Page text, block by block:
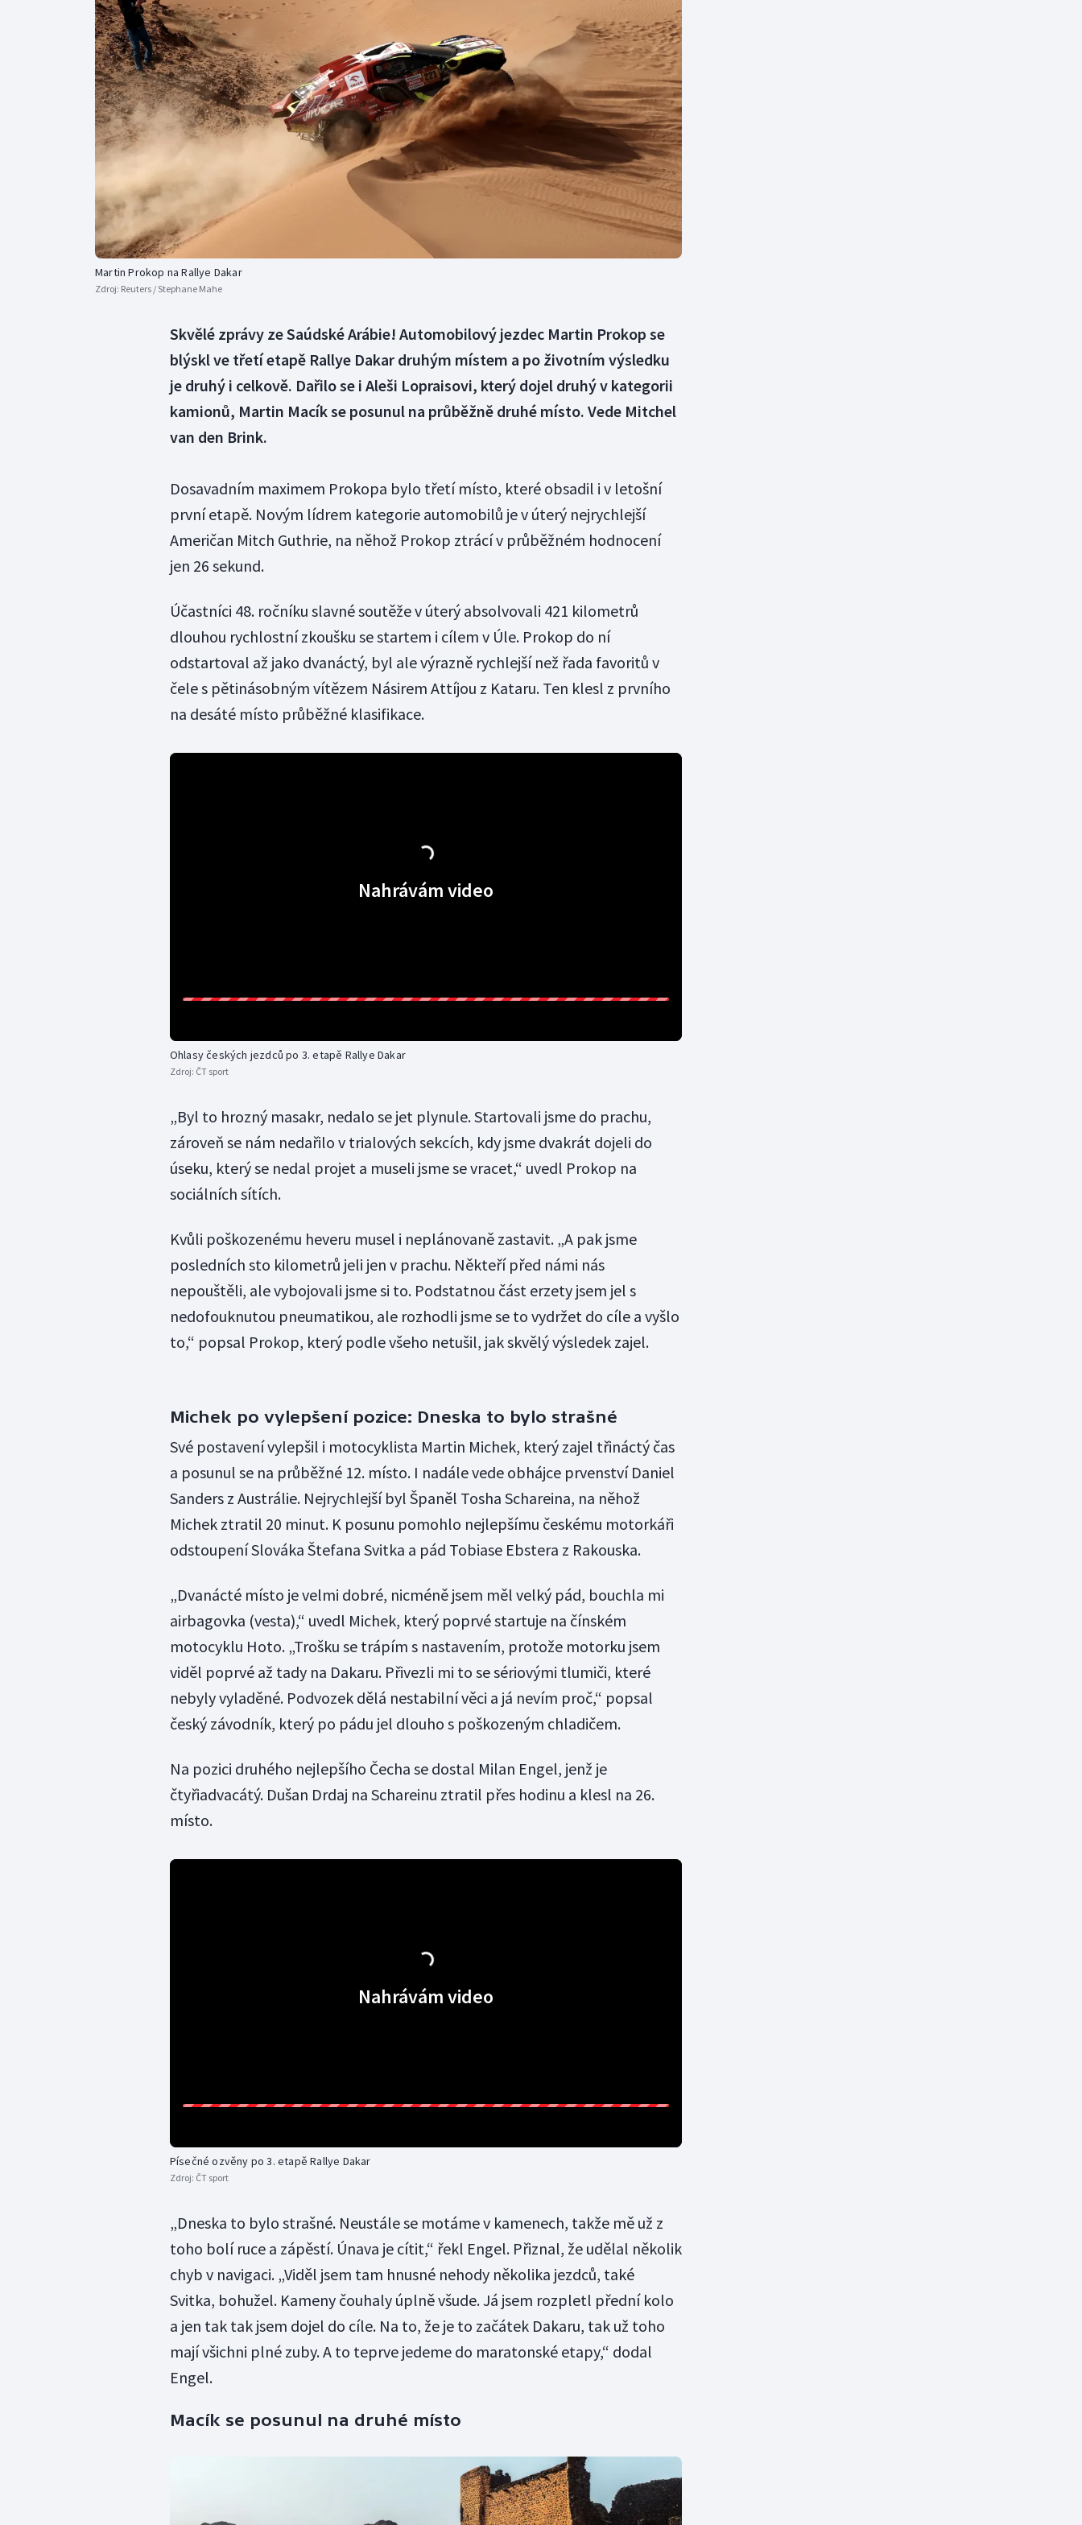
Curling
Florbal
Futsal
Gymnastika
Motorsport
Olympijské hry
Parasport
Plavání
Plážový volejbal
Triatlon
Veslování
Vodní slalom
Volejbal
Ostatní
Martin Prokop na Rallye Dakar
Zdroj: Reuters / Stephane Mahe
Skvělé zprávy ze Saúdské Arábie! Automobilový jezdec Martin Prokop se
blýskl ve třetí etapě Rallye Dakar druhým místem a po životním výsledku
je druhý i celkově. Dařilo se i Aleši Lopraisovi, který dojel druhý v kategorii
kamionů, Martin Macík se posunul na průběžně druhé místo. Vede Mitchel
van den Brink.
Dosavadním maximem Prokopa bylo třetí místo, které obsadil i v letošní
první etapě. Novým lídrem kategorie automobilů je v úterý nejrychlejší
Američan Mitch Guthrie, na něhož Prokop ztrácí v průběžném hodnocení
jen 26 sekund.
Účastníci 48. ročníku slavné soutěže v úterý absolvovali 421 kilometrů
dlouhou rychlostní zkoušku se startem i cílem v Úle. Prokop do ní
odstartoval až jako dvanáctý, byl ale výrazně rychlejší než řada favoritů v
čele s pětinásobným vítězem Násirem Attíjou z Kataru. Ten klesl z prvního
na desáté místo průběžné klasifikace.
Nahrávám video
Ohlasy českých jezdců po 3. etapě Rallye Dakar
Zdroj: ČT sport
„Byl to hrozný masakr, nedalo se jet plynule. Startovali jsme do prachu,
zároveň se nám nedařilo v trialových sekcích, kdy jsme dvakrát dojeli do
úseku, který se nedal projet a museli jsme se vracet,“ uvedl Prokop na
sociálních sítích.
Kvůli poškozenému heveru musel i neplánovaně zastavit. „A pak jsme
posledních sto kilometrů jeli jen v prachu. Někteří před námi nás
nepouštěli, ale vybojovali jsme si to. Podstatnou část erzety jsem jel s
nedofouknutou pneumatikou, ale rozhodli jsme se to vydržet do cíle a vyšlo
to,“ popsal Prokop, který podle všeho netušil, jak skvělý výsledek zajel.
Michek po vylepšení pozice: Dneska to bylo strašné
Své postavení vylepšil i motocyklista Martin Michek, který zajel třináctý čas
a posunul se na průběžné 12. místo. I nadále vede obhájce prvenství Daniel
Sanders z Austrálie. Nejrychlejší byl Španěl Tosha Schareina, na něhož
Michek ztratil 20 minut. K posunu pomohlo nejlepšímu českému motorkáři
odstoupení Slováka Štefana Svitka a pád Tobiase Ebstera z Rakouska.
„Dvanácté místo je velmi dobré, nicméně jsem měl velký pád, bouchla mi
airbagovka (vesta),“ uvedl Michek, který poprvé startuje na čínském
motocyklu Hoto. „Trošku se trápím s nastavením, protože motorku jsem
viděl poprvé až tady na Dakaru. Přivezli mi to se sériovými tlumiči, které
nebyly vyladěné. Podvozek dělá nestabilní věci a já nevím proč,“ popsal
český závodník, který po pádu jel dlouho s poškozeným chladičem.
Na pozici druhého nejlepšího Čecha se dostal Milan Engel, jenž je
čtyřiadvacátý. Dušan Drdaj na Schareinu ztratil přes hodinu a klesl na 26.
místo.
Nahrávám video
Písečné ozvěny po 3. etapě Rallye Dakar
Zdroj: ČT sport
„Dneska to bylo strašné. Neustále se motáme v kamenech, takže mě už z
toho bolí ruce a zápěstí. Únava je cítit,“ řekl Engel. Přiznal, že udělal několik
chyb v navigaci. „Viděl jsem tam hnusné nehody několika jezdců, také
Svitka, bohužel. Kameny čouhaly úplně všude. Já jsem rozpletl přední kolo
a jen tak tak jsem dojel do cíle. Na to, že je to začátek Dakaru, tak už toho
mají všichni plné zuby. A to teprve jedeme do maratonské etapy,“ dodal
Engel.
Macík se posunul na druhé místo